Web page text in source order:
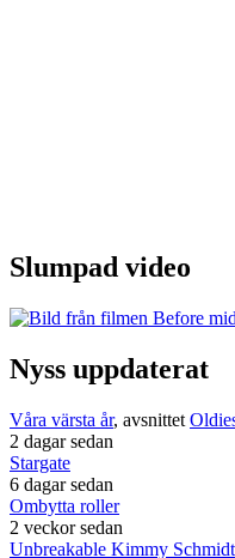
Slumpad video
Nyss uppdaterat
Våra värsta år, avsnittet
2 dagar sedan
Stargate
6 dagar sedan
Ombytta roller
2 veckor sedan
Unbreakable Kimmy Schmidt